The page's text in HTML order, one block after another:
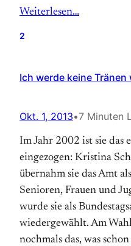
Weiterlesen…
2
Ich werde keine
Okt. 1, 2013•7 Minuten
Im Jahr 2002 ist sie das
eingezogen: Kristina
übernahm sie das Amt
Senioren, Frauen und
wurde sie als
wiedergewählt. Am
nochmals das, was